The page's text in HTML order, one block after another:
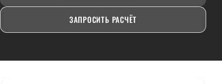
ЗАПРОСИТЬ РАСЧЁТ